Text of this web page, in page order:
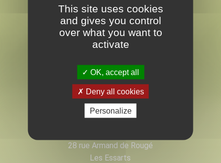
MARMIN
PAYSAGISTE & PEPINÉRISTE
EN VENDÉE
28 rue Armand de Rougé
Les Essarts
This site uses cookies
and gives you control
over what you want to
activate
OK, accept all
Deny all cookies
Personalize